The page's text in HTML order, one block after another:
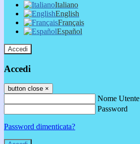
Italiano
English
Français
Español
Accedi
Accedi
button close ×
Nome Utente
Password
Password dimenticata?